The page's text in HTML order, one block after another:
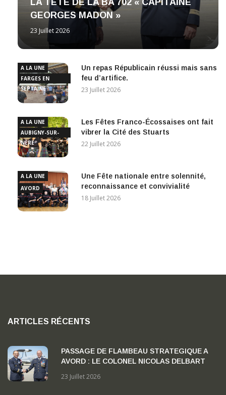
LA TETE DE LA BA 702 « CAPITAINE
GEORGES MADON »
23 Juillet 2026
A LA UNE
FARGES EN
SEPTAINE
Un repas Républicain réussi mais sans
feu d’artifice.
23 Juillet 2026
A LA UNE
AUBIGNY-SUR-
NÈRE
Les Fêtes Franco-Écossaises ont fait
vibrer la Cité des Stuarts
22 Juillet 2026
A LA UNE
AVORD
Une Fête nationale entre solennité,
reconnaissance et convivialité
18 Juillet 2026
ARTICLES RÉCENTS
PASSAGE DE FLAMBEAU STRATEGIQUE A
AVORD : LE COLONEL NICOLAS DELBART
GEORGES MADON »
23 Juillet 2026